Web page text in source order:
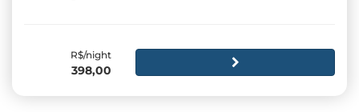
R$/night
398,00